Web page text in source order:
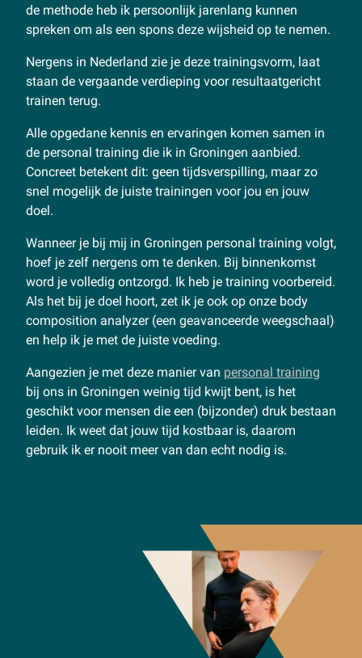
de methode heb ik persoonlijk jarenlang kunnen
spreken om als een spons deze wijsheid op te nemen.
Nergens in Nederland zie je deze trainingsvorm, laat
staan de vergaande verdieping voor resultaatgericht
trainen terug.
Alle opgedane kennis en ervaringen komen samen in
de personal training die ik in Groningen aanbied.
Concreet betekent dit: geen tijdsverspilling, maar zo
snel mogelijk de juiste trainingen voor jou en jouw
doel.
Wanneer je bij mij in Groningen personal training volgt,
hoef je zelf nergens om te denken. Bij binnenkomst
word je volledig ontzorgd. Ik heb je training voorbereid.
Als het bij je doel hoort, zet ik je ook op onze body
composition analyzer (een geavanceerde weegschaal)
en help ik je met de juiste voeding.
Aangezien je met deze manier van personal training
bij ons in Groningen weinig tijd kwijt bent, is het
geschikt voor mensen die een (bijzonder) druk bestaan
leiden. Ik weet dat jouw tijd kostbaar is, daarom
gebruik ik er nooit meer van dan echt nodig is.